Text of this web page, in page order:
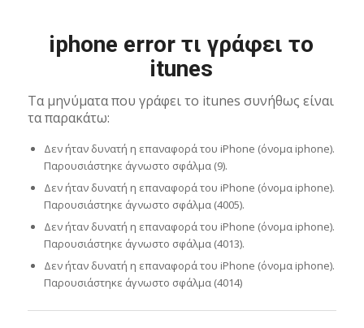
iphone error τι γράφει το
itunes
Τα μηνύματα που γράφει το itunes συνήθως είναι
τα παρακάτω:
Δεν ήταν δυνατή η επαναφορά του iPhone (όνομα iphone).
Παρουσιάστηκε άγνωστο σφάλμα (9).
Δεν ήταν δυνατή η επαναφορά του iPhone (όνομα iphone).
Παρουσιάστηκε άγνωστο σφάλμα (4005).
Δεν ήταν δυνατή η επαναφορά του iPhone (όνομα iphone).
Παρουσιάστηκε άγνωστο σφάλμα (4013).
Δεν ήταν δυνατή η επαναφορά του iPhone (όνομα iphone).
Παρουσιάστηκε άγνωστο σφάλμα (4014)